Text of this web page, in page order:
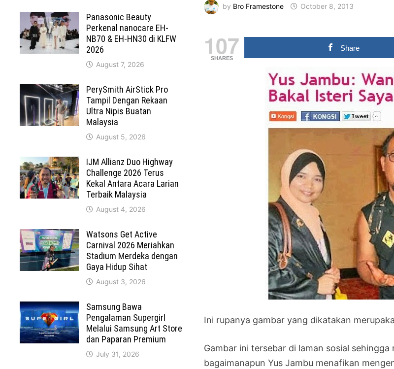
by Bro Framestone October 8, 2013
107
SHARES
Share
Ini rupanya gambar yang dikatakan
Gambar ini tersebar di laman sosial
bagaimanapun Yus Jambu menafikan
Panasonic Beauty
Perkenal nanocare EH-
NB70 & EH-HN30 di KLFW
2026
August 7, 2026
PerySmith AirStick Pro
Tampil Dengan Rekaan
Ultra Nipis Buatan
Malaysia
August 5, 2026
IJM Allianz Duo Highway
Challenge 2026 Terus
Kekal Antara Acara Larian
Terbaik Malaysia
August 4, 2026
Watsons Get Active
Carnival 2026 Meriahkan
Stadium Merdeka dengan
Gaya Hidup Sihat
August 3, 2026
Samsung Bawa
Pengalaman Supergirl
Melalui Samsung Art Store
dan Paparan Premium
July 31, 2026